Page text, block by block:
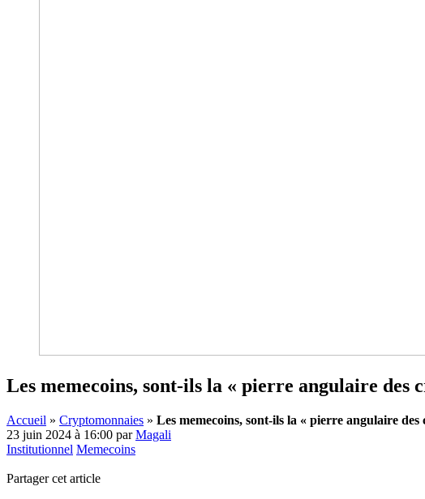
Les memecoins, sont-ils la « pierre angulaire des
Accueil » Cryptomonnaies » Les memecoins, sont-ils la « pierre angulaire des
23 juin 2024 à 16:00 parMagali
Institutionnel Memecoins
Partager cet article